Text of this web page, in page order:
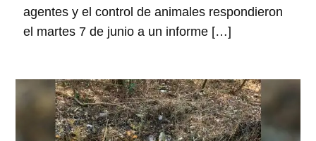
agentes y el control de animales respondieron
el martes 7 de junio a un informe […]